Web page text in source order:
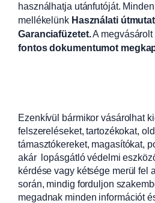
használhatja utánfutóját.
mellékelünk Használati
Garanciafüzetet.A
fontos dokumentumot
Ezenkívül bármikor vásárolhat
felszereléseket, tartozékokat,
támasztókereket, magasítókat,
akár lopásgátló védelmi
kérdése vagy kétsége merül fel
során, mindig forduljon
megadnak minden információt